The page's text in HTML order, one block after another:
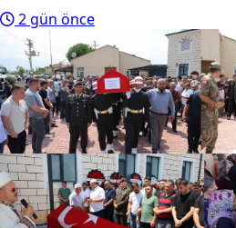
2 gün önce